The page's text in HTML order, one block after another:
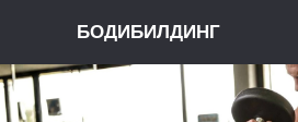
БОДИБИЛДИНГ